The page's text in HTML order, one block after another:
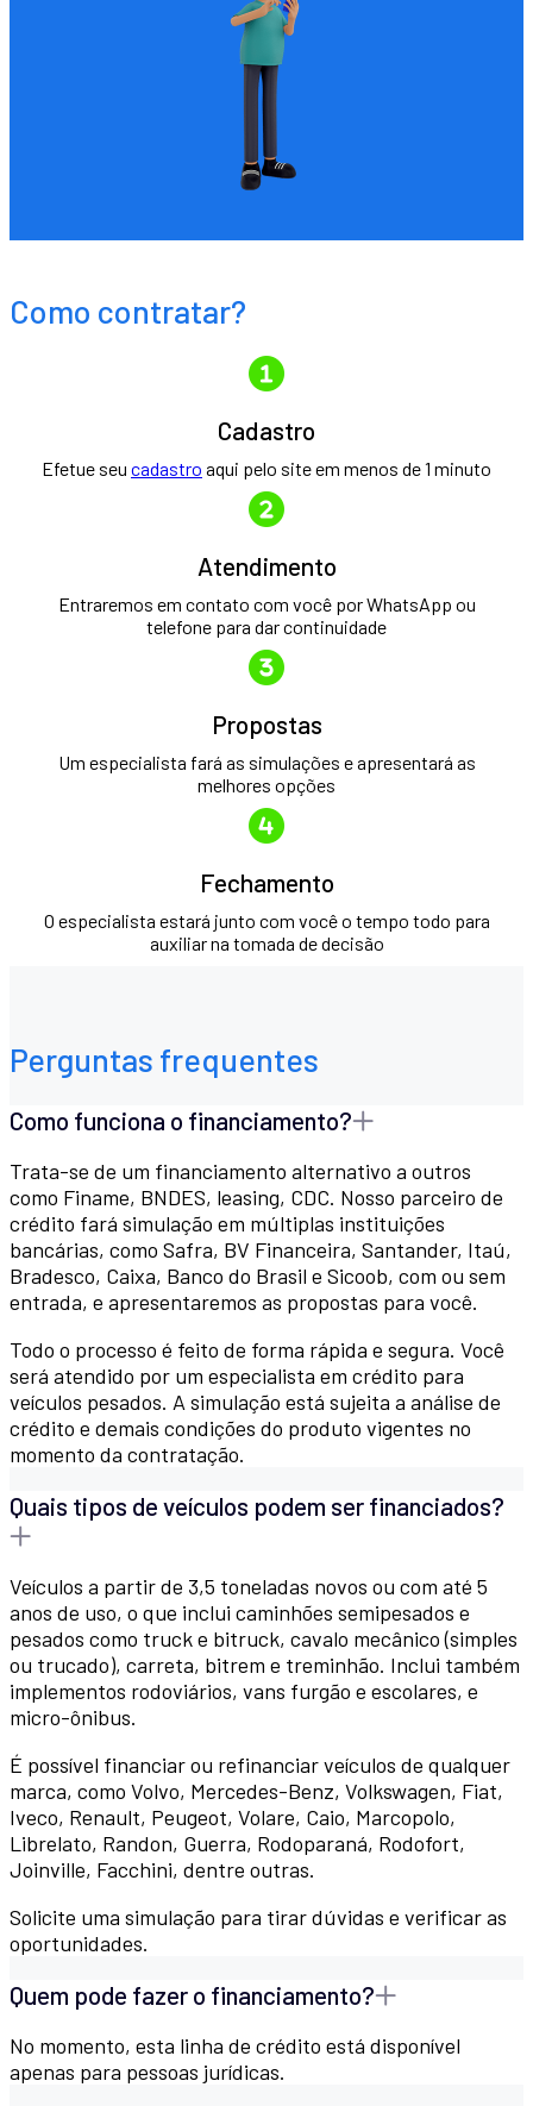
Como contratar?
Cadastro
Efetue seu cadastro aqui pelo site em menos de 1 minuto
Atendimento
Entraremos em contato com você por WhatsApp ou
telefone para dar continuidade
Propostas
Um especialista fará as simulações e apresentará as
melhores opções
Fechamento
O especialista estará junto com você o tempo todo para
auxiliar na tomada de decisão
Perguntas frequentes
Como funciona o financiamento?
Trata-se de um financiamento alternativo a outros
como Finame, BNDES, leasing, CDC. Nosso parceiro de
crédito fará simulação em múltiplas instituições
bancárias, como Safra, BV Financeira, Santander, Itaú,
Bradesco, Caixa, Banco do Brasil e Sicoob, com ou sem
entrada, e apresentaremos as propostas para você.
Todo o processo é feito de forma rápida e segura. Você
será atendido por um especialista em crédito para
veículos pesados. A simulação está sujeita a análise de
crédito e demais condições do produto vigentes no
momento da contratação.
Quais tipos de veículos podem ser financiados?
Veículos a partir de 3,5 toneladas novos ou com até 5
anos de uso, o que inclui caminhões semipesados e
pesados como truck e bitruck, cavalo mecânico (simples
ou trucado), carreta, bitrem e treminhão. Inclui também
implementos rodoviários, vans furgão e escolares, e
micro-ônibus.
É possível financiar ou refinanciar veículos de qualquer
marca, como Volvo, Mercedes-Benz, Volkswagen, Fiat,
Iveco, Renault, Peugeot, Volare, Caio, Marcopolo,
Librelato, Randon, Guerra, Rodoparaná, Rodofort,
Joinville, Facchini, dentre outras.
Solicite uma simulação para tirar dúvidas e verificar as
oportunidades.
Quem pode fazer o financiamento?
No momento, esta linha de crédito está disponível
apenas para pessoas jurídicas.